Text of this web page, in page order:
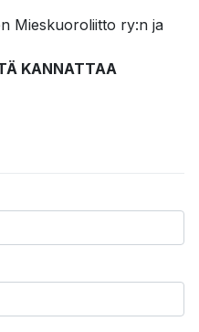
Mieskuoroliitto ry:n ja
KANNATTAA